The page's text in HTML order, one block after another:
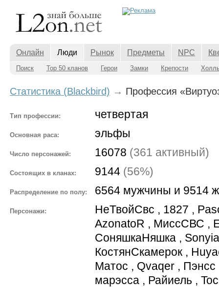
Онлайн Люди Рынок Предметы NPC
Поиск Top 50 кланов Герои Замки Крепости
Статистика (Blackbird) → Профессия
Тип профессии: четвертая
Основная раса: эльфы
Число персонажей: 16078 (361 активный)
Состоящих в кланах: 9144 (56%)
Распределение по полу: 6564 мужчины и 9514
Персонажи: НеТвойСвс , 1827 ,
AzonatoR , МиссСВС ,
СоняшкаНяшка , Sonyia
КостянСкамерок ,
Матос , Qvaqer , Пэнсс
марэсса , Райиель ,